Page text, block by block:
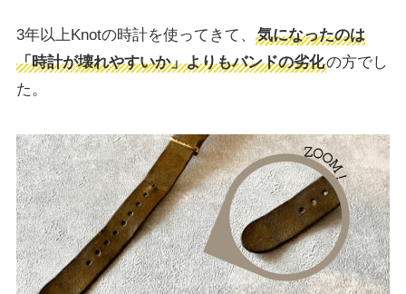
3年以上Knotの時計を使ってきて、
気になったのは
「時計が壊れやすいか」よりもバンドの劣化の方でし
た。